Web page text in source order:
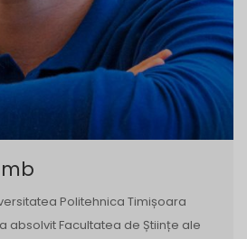
Politehnica Timișoara
absolvit Facultatea de Științe ale